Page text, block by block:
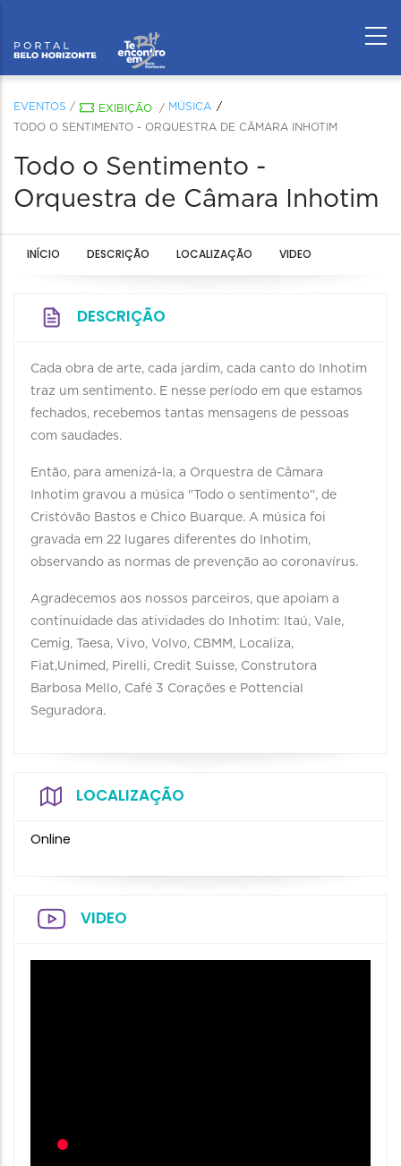
EVENTOS / EXIBIÇÃO / MÚSICA
TODO O SENTIMENTO - ORQUESTRA DE CÂMARA INHOTIM
Todo o Sentimento -
Orquestra de Câmara Inhotim
INÍCIO DESCRIÇÃO LOCALIZAÇÃO VIDEO
DESCRIÇÃO
Cada obra de arte, cada jardim, cada canto do Inhotim
traz um sentimento. E nesse período em que estamos
fechados, recebemos tantas mensagens de pessoas
com saudades.
Então, para amenizá-la, a Orquestra de Câmara
Inhotim gravou a música "Todo o sentimento", de
Cristóvão Bastos e Chico Buarque. A música foi
gravada em 22 lugares diferentes do Inhotim,
observando as normas de prevenção ao coronavírus.
Agradecemos aos nossos parceiros, que apoiam a
continuidade das atividades do Inhotim: Itaú, Vale,
Cemig, Taesa, Vivo, Volvo, CBMM, Localiza,
Fiat,Unimed, Pirelli, Credit Suisse, Construtora
Barbosa Mello, Café 3 Corações e Pottencial
Seguradora.
LOCALIZAÇÃO
Online
VIDEO